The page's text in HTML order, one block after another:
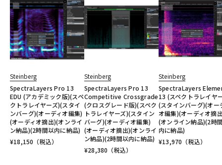
Steinberg
SpectraLayers Pro 13
EDU (アカデミック版)(スペ
クトラレイヤーズ)(スタイ
ンバーグ)(オーディオ編集)
(オーディオ摘出)(オンライ
ン納品)(2時間以内に納品)
¥18,150 （税込）
Steinberg
SpectraLayers Pro 13
Competitive Crossgrade
(クロスグレード版)(スペク
トラレイヤーズ)(スタイン
バーグ)(オーディオ編集)
(オーディオ摘出)(オンライ
ン納品)(2時間以内に納品)
¥28,380 （税込）
Steinberg
SpectraLayers
13 (スペクトラレイヤ
(スタインバーグ)(オー
オ編集)(オーディオ摘
(オンライン納品)(2時
内に納品)
¥13,970 （税込）